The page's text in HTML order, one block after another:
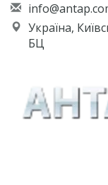
info@antap.co
Україна,
БЦ